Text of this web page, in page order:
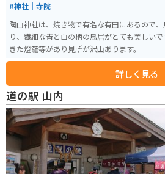
#神社｜寺院
陶山神社は、焼き物で有名な有田にあるので
り、繊細な青と白の柄の鳥居がとても美しい
きた燈籠等があり見所が沢山あります。
詳しく見る
道の駅 山内